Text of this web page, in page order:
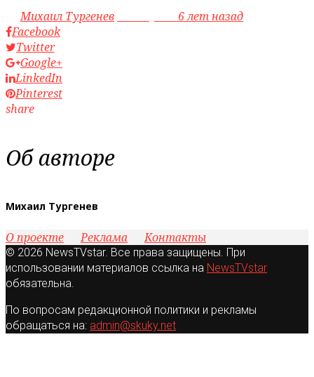
byМихаил Тургенев
6 лет назад
Facebook
Twitter
Google+
LinkedIn
Pinterest
share
Об авторе
Михаил Тургенев
О проекте Реклама Контакты
© 2026 NewsTVstar. Все права защищены. При
использовании материалов ссылка на NewsTVstar
обязательна.
По вопросам редакционной политики и рекламы
обращаться на: admin@skuky.net